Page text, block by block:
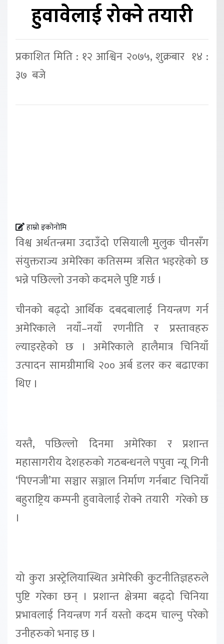
हुवावेलाई रोक्ने तयारी
प्रकाशित मिति : १२ आश्विन २०७५, शुक्रबार १४ :
३७ बजे
हाम्रो इकोनोमि
विश्व अर्थतन्त्रमा उदाउँदो एसियाली मुलुक चीनसँग
संयुक्तराज्य अमेरिका कतिसम्म त्रसित भइरहेको छ
भन्ने पछिल्लो उनको कदमले पुष्टि गर्छ ।
चीनको बढ्दो आर्थिक दबदबालाई नियन्त्रण गर्न
अमेरिकाले नयाँ–नयाँ रणनीति र प्रस्तावहरु
ल्याइरहेको छ । अमेरिकाले हालैमात्र चिनियाँ
उत्पादन सामग्रीमाथि २०० अर्ब डलर कर बढाएका
थिए ।
यस्तै, पछिल्लो दिनमा अमेरिका र प्रशान्त
महासागरीय देशहरुको गठबन्धनले पपुवा न्यू गिनी
‘पिएनजी’मा सञ्चार सञ्जाल निर्माण गर्नबाट चिनियाँ
बहुराष्ट्रिय कम्पनी हुवावेलाई रोक्ने तयारी गरेको छ
।
यो कुरा अस्ट्रेलियास्थित अमेरिकी कुटनीतिज्ञहरुले
पुष्टि गरेका छन् । प्रशान्त क्षेत्रमा बढ्दो चिनिया
प्रभावलाई नियन्त्रण गर्न यस्तो कदम चाल्नु परेको
उनीहरुको भनाइ छ ।